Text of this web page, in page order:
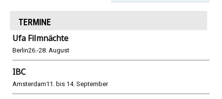
TERMINE
Ufa Filmnächte
Berlin26.-28. August
IBC
Amsterdam11. bis 14. September